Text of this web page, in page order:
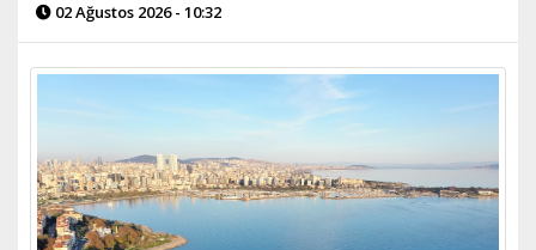
02 Ağustos 2026 - 10:32